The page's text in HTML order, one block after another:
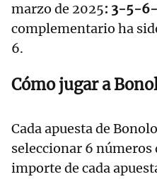
marzo de 2025: 3-5-
complementario ha
6.
Cómo jugar a
Cada apuesta de
seleccionar 6 números
importe de cada